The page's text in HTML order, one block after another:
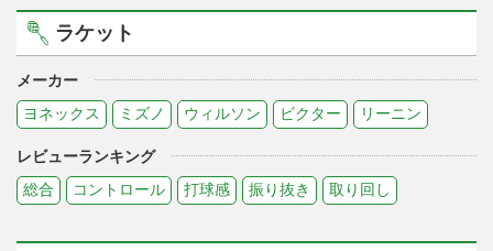
ラケット
メーカー
ヨネックス
ミズノ ウィルソン ビクター リーニン
レビューランキング
総合
コントロール 打球感 振り抜き 取り回し